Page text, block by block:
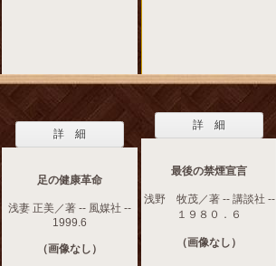
詳 細
足の健康革命
浅妻 正美／著 -- 風媒社 --
1999.6
（画像なし）
詳 細
最後の禁煙宣言
浅野 牧茂／著 -- 講談社 --
１９８０．６
（画像なし）